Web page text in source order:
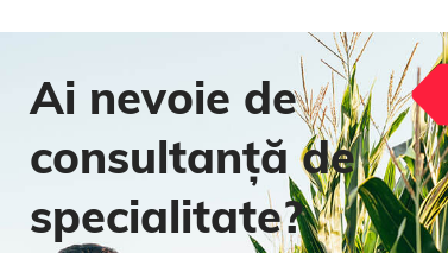
Ai nevoie de
consultanță de
specialitate?